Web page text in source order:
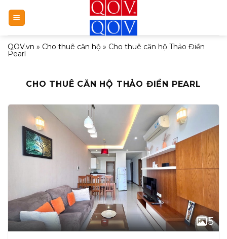
qua
nội
dung
QOV.vn » Cho thuê căn hộ » Cho thuê căn hộ Thảo Điền
Pearl
CHO THUÊ CĂN HỘ THẢO ĐIỀN PEARL
5